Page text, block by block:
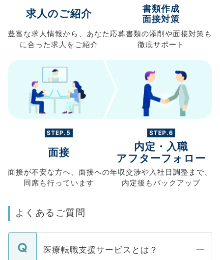
求人のご紹介
豊富な求人情報から、 あなた
に合った求人を ご紹介
書類作成
面接対策
応募書類の添削や面接対策も
徹底サポート
STEP.5
面接
面接が不安な方へ、 面接への
同席も行っています
STEP.6
内定・入職
アフターフォロー
年収交渉や入社日調整まで、
内定後もバックアップ
よくあるご質問
医療転職支援サービスとは？